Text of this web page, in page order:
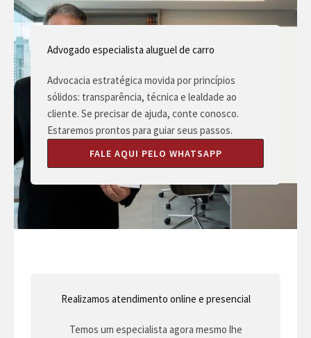
Advogado especialista aluguel de carro
Advocacia estratégica movida por princípios
sólidos: transparência, técnica e lealdade ao
cliente. Se precisar de ajuda, conte conosco.
Estaremos prontos para guiar seus passos.
FALE AQUI PELO WHATSAPP
Realizamos atendimento online e presencial
Temos um especialista agora mesmo lhe